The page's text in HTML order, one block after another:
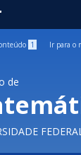
1 Ir para o
de